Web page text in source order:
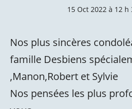
15 Oct 2022 à 12 h
Nos plus sincères
famille Desbiens
,Manon,Robert et Sylvie
Nos pensées les plus